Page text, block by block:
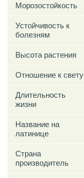
Морозостойкость
Устойчивость к
болезням
Высота растения
Отношение к свету
Длительность
жизни
Название на
латинице
Страна
производитель